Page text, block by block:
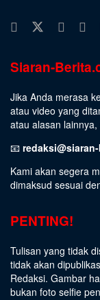
Siaran-
Jika Anda merasa
atau video yang
atau alasan
📧
Kami akan segera
dimaksud sesuai
PENTING!
Tulisan yang tidak
tidak akan
Redaksi. Gambar
bukan foto selfie